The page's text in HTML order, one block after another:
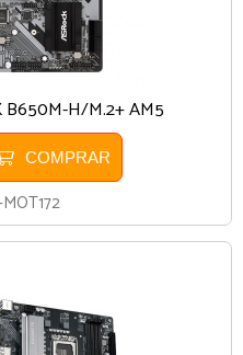
B650M-H/M.2+ AM5
COMPRAR